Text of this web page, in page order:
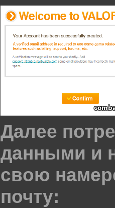
Далее
данными и
свою
почту: